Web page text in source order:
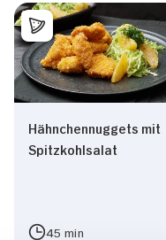
Hähnchennuggets mit
Spitzkohlsalat
45 min